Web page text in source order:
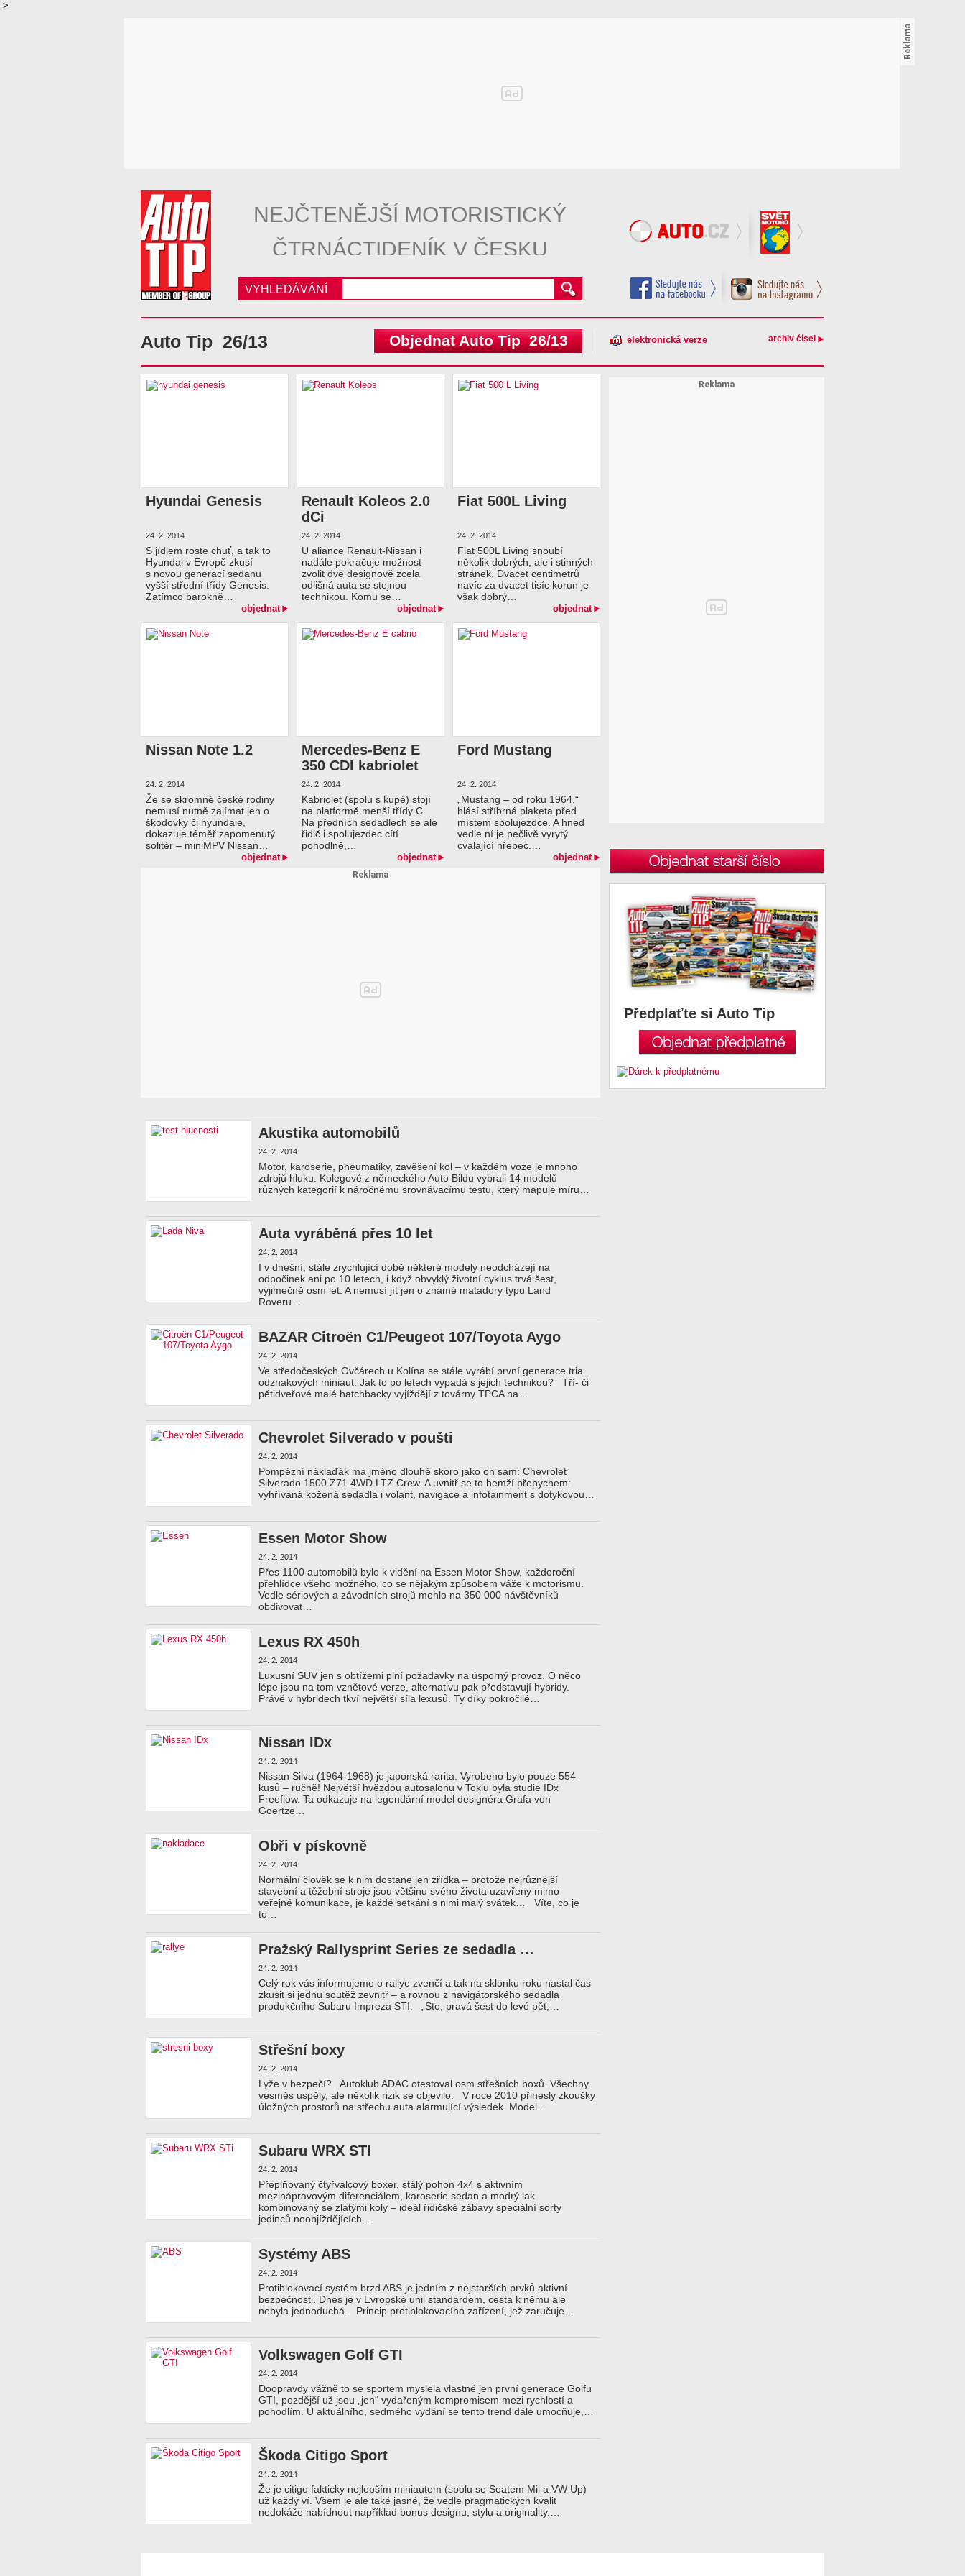
->
NEJČTENĚJŠÍ MOTORISTICKÝ
ČTRNÁCTIDENÍK V ČESKU
VYHLEDÁVÁNÍ
Auto Tip 26/13 Objednat Auto Tip 26/13 elektronická verze archiv čísel
Hyundai Genesis
24. 2. 2014
S jídlem roste chuť, a tak to
Hyundai v Evropě zkusí
s novou generací sedanu
vyšší střední třídy Genesis.
Zatímco barokně…
objednat
Renault Koleos 2.0
dCi
24. 2. 2014
U aliance Renault-Nissan i
nadále pokračuje možnost
zvolit dvě designově zcela
odlišná auta se stejnou
technikou. Komu se…
objednat
Fiat 500L Living
24. 2. 2014
Fiat 500L Living snoubí
několik dobrých, ale i stinných
stránek. Dvacet centimetrů
navíc za dvacet tisíc korun je
však dobrý…
objednat
Nissan Note 1.2
24. 2. 2014
Že se skromné české rodiny
nemusí nutně zajímat jen o
škodovky či hyundaie,
dokazuje téměř zapomenutý
solitér – miniMPV Nissan…
objednat
Mercedes-Benz E
350 CDI kabriolet
24. 2. 2014
Kabriolet (spolu s kupé) stojí
na platformě menší třídy C.
Na předních sedadlech se ale
řidič i spolujezdec cítí
pohodlně,…
objednat
Ford Mustang
24. 2. 2014
„Mustang – od roku 1964,“
hlásí stříbrná plaketa před
místem spolujezdce. A hned
vedle ní je pečlivě vyrytý
cválající hřebec.…
objednat
Akustika automobilů
24. 2. 2014
Motor, karoserie, pneumatiky, zavěšení kol – v každém voze je mnoho
zdrojů hluku. Kolegové z německého Auto Bildu vybrali 14 modelů
různých kategorií k náročnému srovnávacímu testu, který mapuje míru…
Auta vyráběná přes 10 let
24. 2. 2014
I v dnešní, stále zrychlující době některé modely neodcházejí na
odpočinek ani po 10 letech, i když obvyklý životní cyklus trvá šest,
výjimečně osm let. A nemusí jít jen o známé matadory typu Land
Roveru…
BAZAR Citroën C1/Peugeot 107/Toyota Aygo
24. 2. 2014
Ve středočeských Ovčárech u Kolína se stále vyrábí první generace tria
odznakových miniaut. Jak to po letech vypadá s jejich technikou? Tří- či
pětidveřové malé hatchbacky vyjíždějí z továrny TPCA na…
Chevrolet Silverado v poušti
24. 2. 2014
Pompézní náklaďák má jméno dlouhé skoro jako on sám: Chevrolet
Silverado 1500 Z71 4WD LTZ Crew. A uvnitř se to hemží přepychem:
vyhřívaná kožená sedadla i volant, navigace a infotainment s dotykovou…
Essen Motor Show
24. 2. 2014
Přes 1100 automobilů bylo k vidění na Essen Motor Show, každoroční
přehlídce všeho možného, co se nějakým způsobem váže k motorismu.
Vedle sériových a závodních strojů mohlo na 350 000 návštěvníků
obdivovat…
Lexus RX 450h
24. 2. 2014
Luxusní SUV jen s obtížemi plní požadavky na úsporný provoz. O něco
lépe jsou na tom vznětové verze, alternativu pak představují hybridy.
Právě v hybridech tkví největší síla lexusů. Ty díky pokročilé…
Nissan IDx
24. 2. 2014
Nissan Silva (1964-1968) je japonská rarita. Vyrobeno bylo pouze 554
kusů – ručně! Největší hvězdou autosalonu v Tokiu byla studie IDx
Freeflow. Ta odkazuje na legendární model designéra Grafa von
Goertze…
Obři v pískovně
24. 2. 2014
Normální člověk se k nim dostane jen zřídka – protože nejrůznější
stavební a těžební stroje jsou většinu svého života uzavřeny mimo
veřejné komunikace, je každé setkání s nimi malý svátek… Víte, co je
to…
Pražský Rallysprint Series ze sedadla …
24. 2. 2014
Celý rok vás informujeme o rallye zvenčí a tak na sklonku roku nastal čas
zkusit si jednu soutěž zevnitř – a rovnou z navigátorského sedadla
produkčního Subaru Impreza STI. „Sto; pravá šest do levé pět;…
Střešní boxy
24. 2. 2014
Lyže v bezpečí? Autoklub ADAC otestoval osm střešních boxů. Všechny
vesměs uspěly, ale několik rizik se objevilo. V roce 2010 přinesly zkoušky
úložných prostorů na střechu auta alarmující výsledek. Model…
Subaru WRX STI
24. 2. 2014
Přeplňovaný čtyřválcový boxer, stálý pohon 4x4 s aktivním
mezinápravovým diferenciálem, karoserie sedan a modrý lak
kombinovaný se zlatými koly – ideál řidičské zábavy speciální sorty
jedinců neobjíždějících…
Systémy ABS
24. 2. 2014
Protiblokovací systém brzd ABS je jedním z nejstarších prvků aktivní
bezpečnosti. Dnes je v Evropské unii standardem, cesta k němu ale
nebyla jednoduchá. Princip protiblokovacího zařízení, jež zaručuje…
Volkswagen Golf GTI
24. 2. 2014
Doopravdy vážně to se sportem myslela vlastně jen první generace Golfu
GTI, pozdější už jsou „jen“ vydařeným kompromisem mezi rychlostí a
pohodlím. U aktuálního, sedmého vydání se tento trend dále umocňuje,…
Škoda Citigo Sport
24. 2. 2014
Že je citigo fakticky nejlepším miniautem (spolu se Seatem Mii a VW Up)
už každý ví. Všem je ale také jasné, že vedle pragmatických kvalit
nedokáže nabídnout například bonus designu, stylu a originality.…
Předplaťte si Auto Tip